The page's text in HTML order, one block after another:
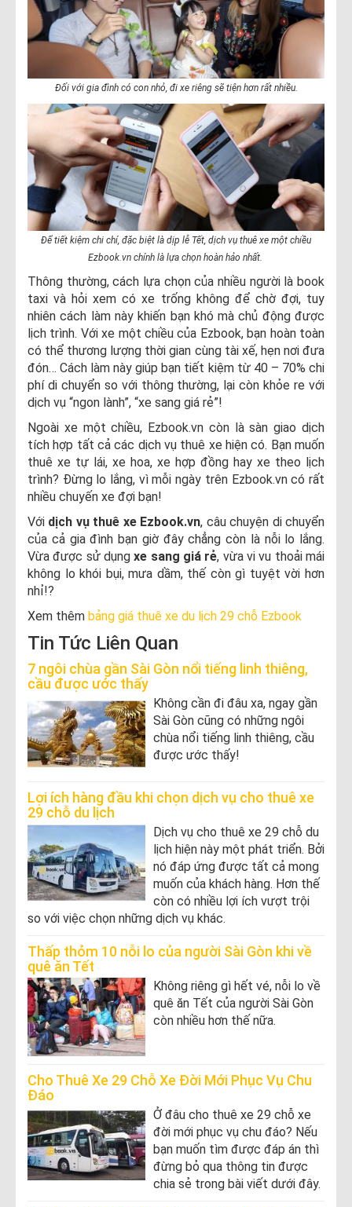
Đối với gia đình có con nhỏ, đi xe riêng sẽ tiện hơn rất nhiều.
Để tiết kiệm chi chí, đặc biệt là dịp lễ Tết, dịch vụ thuê xe một chiều
Ezbook.vn chính là lựa chọn hoàn hảo nhất.
Thông thường, cách lựa chọn của nhiều người là book
taxi và hỏi xem có xe trống không để chờ đợi, tuy
nhiên cách làm này khiến bạn khó mà chủ động được
lịch trình. Với xe một chiều của Ezbook, bạn hoàn toàn
có thể thương lượng thời gian cùng tài xế, hẹn nơi đưa
đón… Cách làm này giúp bạn tiết kiệm từ 40 – 70% chi
phí di chuyển so với thông thường, lại còn khỏe re với
dịch vụ “ngon lành”, “xe sang giá rẻ”!
Ngoài xe một chiều, Ezbook.vn còn là sàn giao dịch
tích hợp tất cả các dịch vụ thuê xe hiện có. Bạn muốn
thuê xe tự lái, xe hoa, xe hợp đồng hay xe theo lịch
trình? Đừng lo lắng, vì mỗi ngày trên Ezbook.vn có rất
nhiều chuyến xe đợi bạn!
Với dịch vụ thuê xe Ezbook.vn, câu chuyện di chuyển
của cả gia đình bạn giờ đây chẳng còn là nỗi lo lắng.
Vừa được sử dụngxe sang giá rẻ, vừa vi vu thoải mái
không lo khói bụi, mưa dầm, thế còn gì tuyệt vời hơn
nhỉ!?
Xem thêm bảng giá thuê xe du lịch 29 chỗ Ezbook
Tin Tức Liên Quan
7 ngôi chùa gần Sài Gòn nổi tiếng linh thiêng,
cầu được ước thấy
Không cần đi đâu xa, ngay gần
Sài Gòn cũng có những ngôi
chùa nổi tiếng linh thiêng, cầu
được ước thấy!
Lợi ích hàng đầu khi chọn dịch vụ cho thuê xe
29 chỗ du lịch
Dịch vụ cho thuê xe 29 chỗ du
lịch hiện này một phát triển. Bởi
nó đáp ứng được tất cả mong
muốn của khách hàng. Hơn thế
còn có nhiều lợi ích vượt trội
so với việc chọn những dịch vụ khác.
Thấp thỏm 10 nỗi lo của người Sài Gòn khi về
quê ăn Tết
Không riêng gì hết vé, nỗi lo về
quê ăn Tết của người Sài Gòn
còn nhiều hơn thế nữa.
Cho Thuê Xe 29 Chỗ Xe Đời Mới Phục Vụ Chu
Đáo
Ở đâu cho thuê xe 29 chỗ xe
đời mới phục vụ chu đáo? Nếu
bạn muốn tìm được đáp án thì
đừng bỏ qua thông tin được
chia sẻ trong bài viết dưới đây.